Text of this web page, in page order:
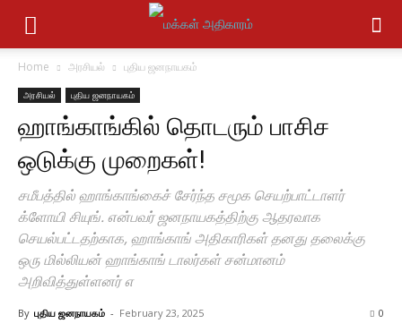
Home அரசியல் புதிய ஜனநாயகம்
அரசியல் புதிய ஜனநாயகம்
ஹாங்காங்கில் தொடரும் பாசிச
ஒடுக்கு முறைகள்!
சமீபத்தில் ஹாங்காங்கைச் சேர்ந்த சமூக செயற்பாட்டாளர்
க்ளோயி சியுங். என்பவர் ஜனநாயகத்திற்கு ஆதரவாக
செயல்பட்டதற்காக, ஹாங்காங் அதிகாரிகள் தனது தலைக்கு
ஒரு மில்லியன் ஹாங்காங் டாலர்கள் சன்மானம்
அறிவித்துள்ளனர் எ
By புதிய ஜனநாயகம் - February 23, 2025 0